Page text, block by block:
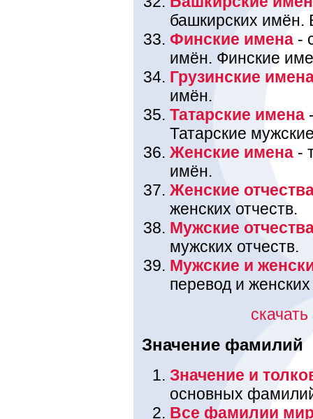
башкирских имён.
Финские имена -
имён. Финские
Грузинские
имён.
Татарские имена
Татарские
Женские имена -
имён.
Женские
женских отчеств.
Мужские
мужских отчеств.
Мужские и
перевод и
Значение фамилий
Значение и
основных
Все фамилии